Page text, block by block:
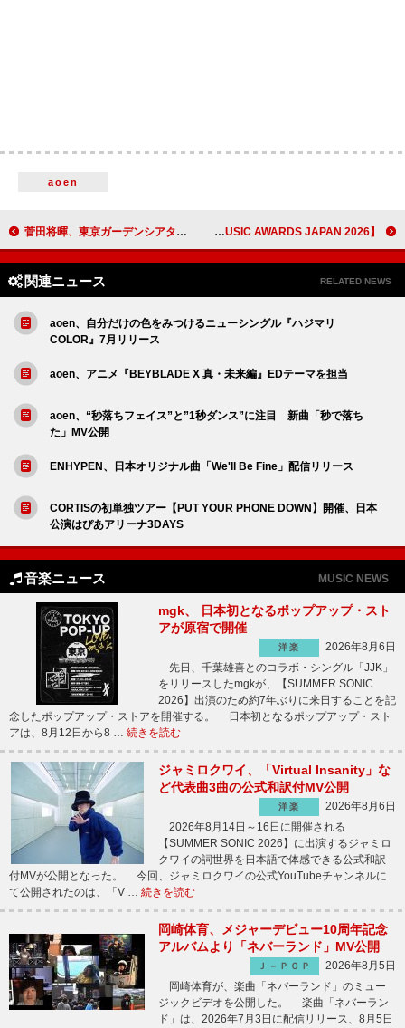
aoen
菅田将暉、東京ガーデンシアター公演映像作品トレーラー公開 【MUSIC AWARDS JAPAN 2026】Premiere Ceremonyの受賞者リストを発表＜順次更新中＞
関連ニュース RELATED NEWS
aoen、自分だけの色をみつけるニューシングル『ハジマリ
COLOR』7月リリース
aoen、アニメ『BEYBLADE X 真・未来編』EDテーマを担当
aoen、“秒落ちフェイス”と”1秒ダンス”に注目 新曲「秒で落ち
た」MV公開
ENHYPEN、日本オリジナル曲「We'll Be Fine」配信リリース
CORTISの初単独ツアー【PUT YOUR PHONE DOWN】開催、日本
公演はぴあアリーナ3DAYS
音楽ニュース MUSIC NEWS
mgk、 日本初となるポップアップ・スト
アが原宿で開催
洋楽
2026年8月6日
先日、千葉雄喜とのコラボ・シングル「JJK」
をリリースしたmgkが、【SUMMER SONIC
2026】出演のため約7年ぶりに来日することを記
念したポップアップ・ストアを開催する。 日本初となるポップアップ・スト
アは、8月12日から8 … 続きを読む
ジャミロクワイ、「Virtual Insanity」な
ど代表曲3曲の公式和訳付MV公開
洋楽
2026年8月6日
2026年8月14日～16日に開催される
【SUMMER SONIC 2026】に出演するジャミロ
クワイの詞世界を日本語で体感できる公式和訳
付MVが公開となった。 今回、ジャミロクワイの公式YouTubeチャンネルに
て公開されたのは、「V … 続きを読む
岡崎体育、メジャーデビュー10周年記念
アルバムより「ネバーランド」MV公開
Ｊ－ＰＯＰ
2026年8月5日
岡崎体育が、楽曲「ネバーランド」のミュー
ジックビデオを公開した。 楽曲「ネバーラン
ド」は、2026年7月3日に配信リリース、8月5日